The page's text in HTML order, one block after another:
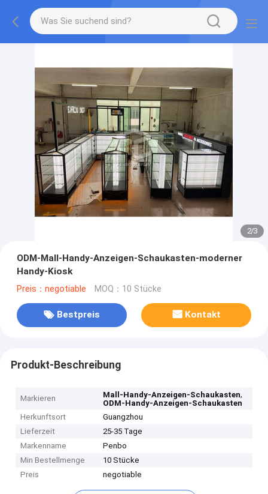
2/3
ODM-Mall-Handy-Anzeigen-Schaukasten-moderner
Handy-Kiosk
Preis：negotiable MOQ：10 Stücke
Bestpreis Kontakt
Produkt-Beschreibung
Markieren Mall-Handy-Anzeigen-Schaukasten,
ODM-Handy-Anzeigen-Schaukasten
Herkunftsort
Guangzhou
Lieferzeit
25-35 Tage
Markenname
Penbo
Min Bestellmenge
10 Stücke
Preis
negotiable